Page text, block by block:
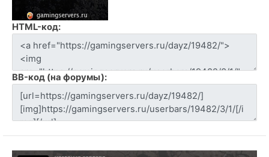
HTML-код:
BB-код (на форумы):